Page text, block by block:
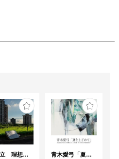
古佳⽴ 理想と荒野のあいだ
青木愛弓「夏をとどめて」